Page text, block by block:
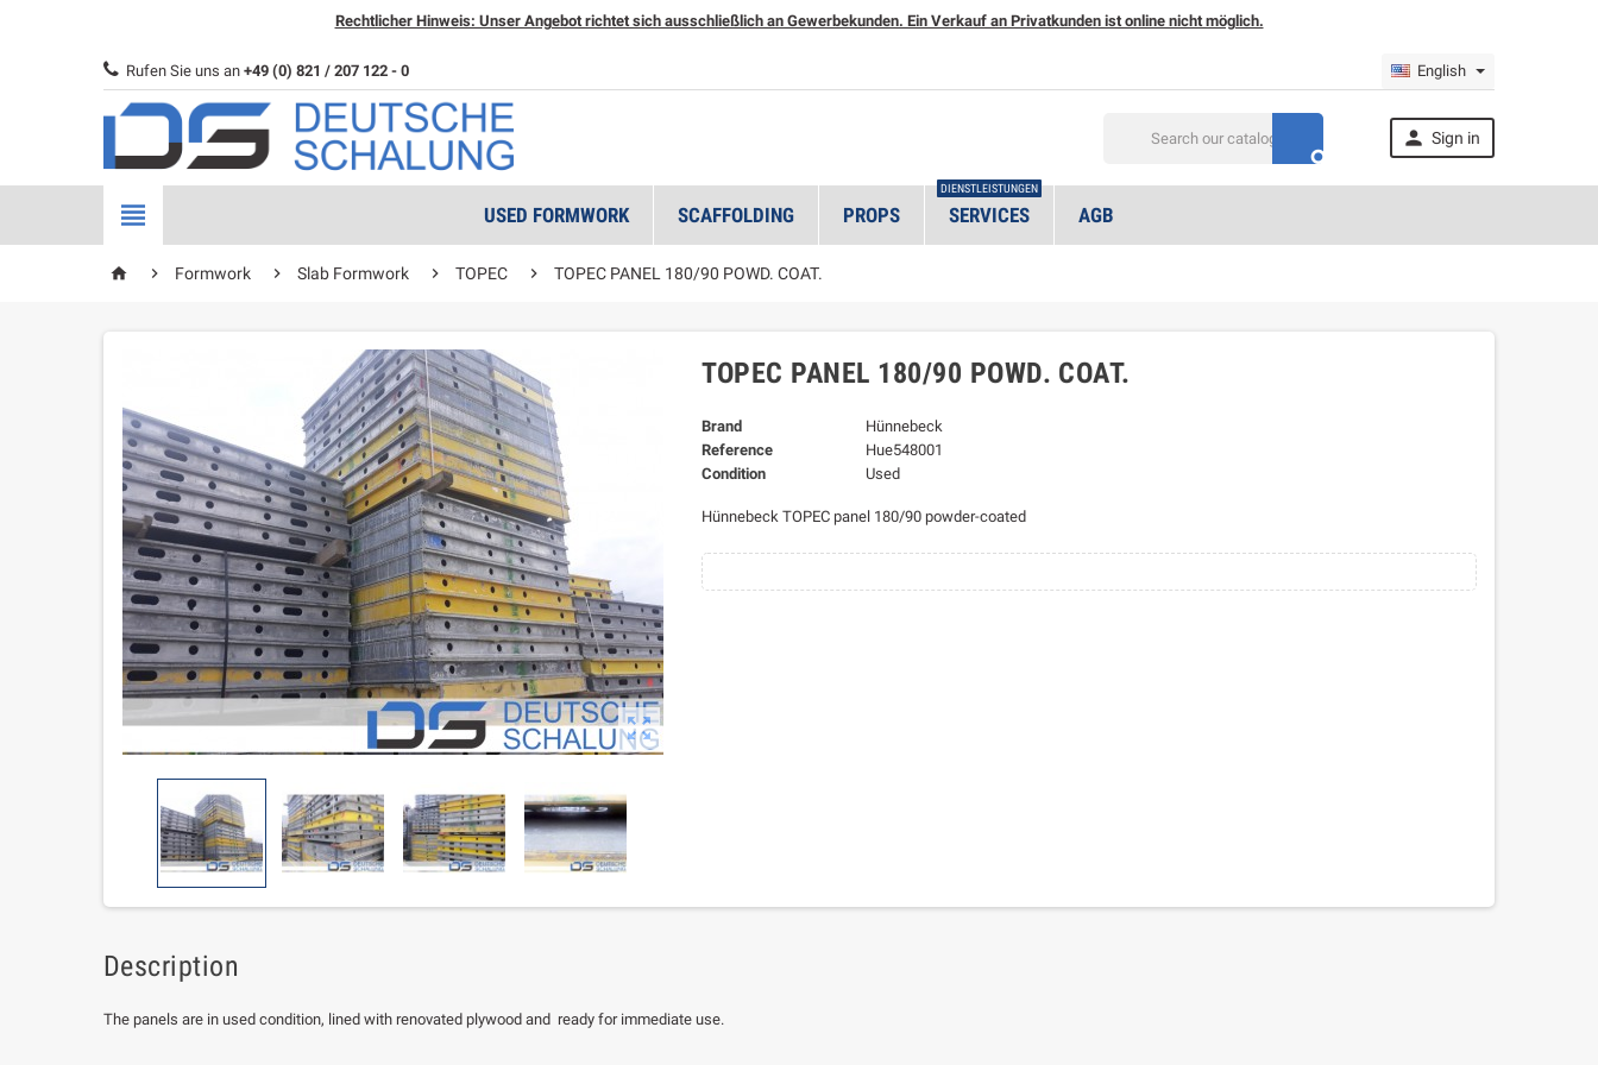
Rechtlicher Hinweis: Unser Angebot richtet sich ausschließlich an Gewerbekunden. Ein Verkauf an Privatkunden ist online nicht möglich.
Rufen Sie uns an +49 (0) 821 / 207 122 - 0 English

 Sign in
 USED FORMWORK SCAFFOLDING PROPS SERVICES
DIENSTLEISTUNGEN
AGB
home  Formwork  Slab Formwork  TOPEC  TOPEC PANEL 180/90 POWD. COAT.

TOPEC PANEL 180/90 POWD. COAT.
Brand
Hünnebeck
Reference
Hue548001
Condition
Used
Hünnebeck TOPEC panel 180/90 powder-coated
Description
The panels are in used condition, lined with renovated plywood and ready for immediate use.